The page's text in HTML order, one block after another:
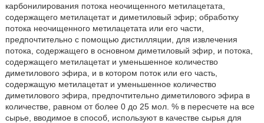
карбонилирования потока неочищенного метилацетата,
содержащего метилацетат и диметиловый эфир; обработку
потока неочищенного метилацетата или его части,
предпочтительно с помощью дистилляции, для извлечения
потока, содержащего в основном диметиловый эфир, и потока,
содержащего метилацетат и уменьшенное количество
диметилового эфира, и в котором поток или его часть,
содержащую метилацетат и уменьшенное количество
диметилового эфира, предпочтительно диметилового эфира в
количестве, равном от более 0 до 25 мол. % в пересчете на все
сырье, вводимое в способ, используют в качестве сырья для